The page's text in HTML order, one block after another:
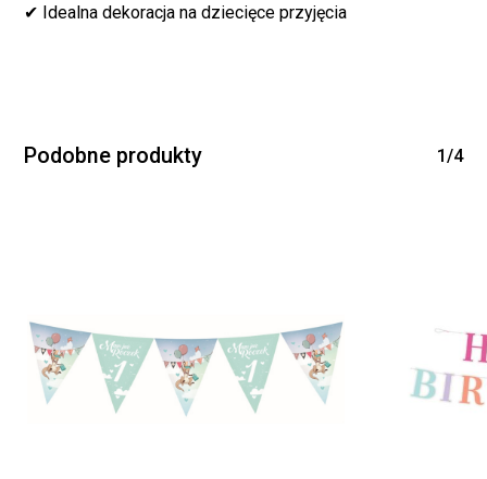
✔ Idealna dekoracja na dziecięce przyjęcia
Podobne produkty 1/4